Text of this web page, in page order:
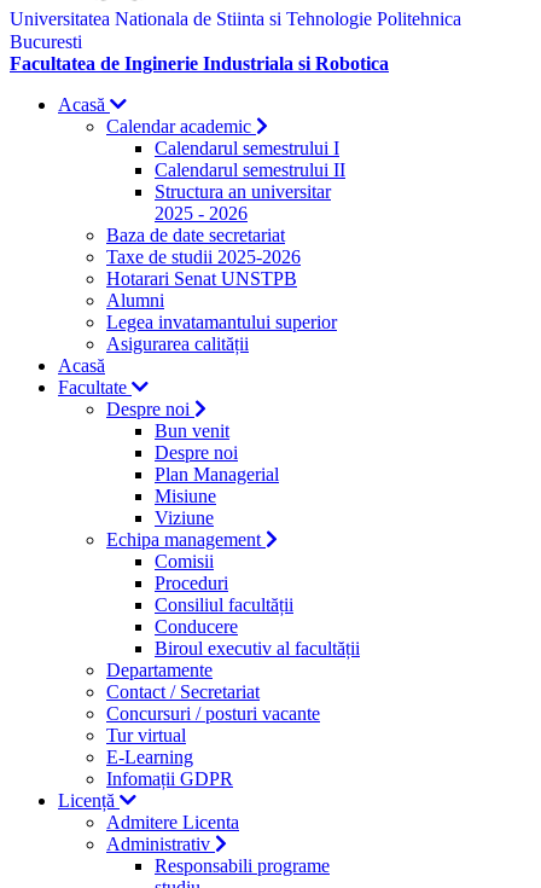
Universitatea Nationala de Stiinta si Tehnologie Politehnica
Bucuresti
Facultatea de Inginerie Industriala si Robotica
Acasă
Calendar academic
Calendarul semestrului I
Calendarul semestrului II
Structura an universitar
2025 - 2026
Baza de date secretariat
Taxe de studii 2025-2026
Hotarari Senat UNSTPB
Alumni
Legea invatamantului superior
Asigurarea calității
Acasă
Facultate
Despre noi
Bun venit
Despre noi
Plan Managerial
Misiune
Viziune
Echipa management
Comisii
Proceduri
Consiliul facultății
Conducere
Biroul executiv al facultății
Departamente
Contact / Secretariat
Concursuri / posturi vacante
Tur virtual
E-Learning
Infomații GDPR
Licență
Admitere Licenta
Administrativ
Responsabili programe